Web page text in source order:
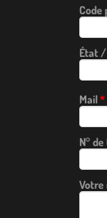
Code
État /
Mail*
N°
Votre